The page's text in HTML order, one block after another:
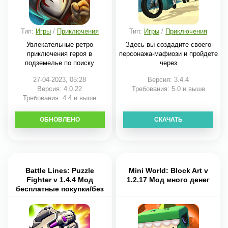
Тип: Игры/ Приключения
Увлекательные ретро
приключения героя в
подземелье по поиску
27-04-2023, 05:28
Версия: 4.0.22
Требования: 4.4 и выше
СКАЧАТЬ
ОБНОВЛЕНО
Тип: Игры / Приключения
Здесь вы создадите своего
персонажа-мафиози и пройдете
через
Версия: 3.4.4
Требования: 5.0 и выше
СКАЧАТЬ
Battle Lines: Puzzle
Fighter v 1.4.4 Мод
бесплатные покупки/без
Mini World: Block Art v
1.2.17 Мод много денег